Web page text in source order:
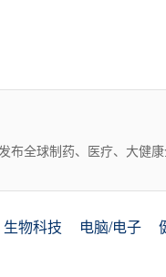
布全球制药、医疗、大健
生物科技 电脑/电子